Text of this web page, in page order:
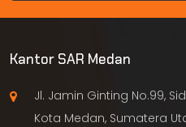
Kantor SAR Medan
Jl. Jamin Ginting No.99,
Kota Medan, Sumatera